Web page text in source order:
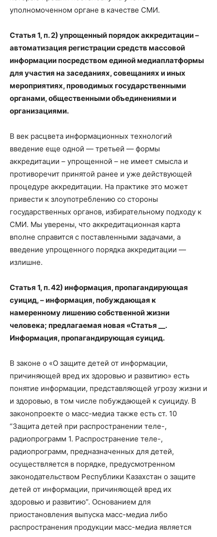
уполномоченном органе в качестве СМИ.
Статья 1, п. 2) упрощенный порядок аккредитации –
автоматизация регистрации средств массовой
информации посредством единой медиаплатформы
для участия на заседаниях, совещаниях и иных
мероприятиях, проводимых государственными
органами, общественными объединениями и
организациями.
В век расцвета информационных технологий
введение еще одной — третьей — формы
аккредитации – упрощенной – не имеет смысла и
противоречит принятой ранее и уже действующей
процедуре аккредитации. На практике это может
привести к злоупотреблению со стороны
государственных органов, избирательному подходу к
СМИ. Мы уверены, что аккредитационная карта
вполне справится с поставленными задачами, а
введение упрощенного порядка аккредитации —
излишне.
Статья 1, п. 42) информация, пропагандирующая
суицид, – информация, побуждающая к
намеренному лишению собственной жизни
человека; предлагаемая новая «Статья __.
Информация, пропагандирующая суицид.
В законе о «О защите детей от информации,
причиняющей вред их здоровью и развитию» есть
понятие информации, представляющей угрозу жизни и
и здоровью, в том числе побуждающей к суициду. В
законопроекте о масс-медиа также есть ст. 10
“Защита детей при распространении теле-,
радиопрограмм 1. Распространение теле-,
радиопрограмм, предназначенных для детей,
осуществляется в порядке, предусмотренном
законодательством Республики Казахстан о защите
детей от информации, причиняющей вред их
здоровью и развитию”. Основанием для
приостановления выпуска масс-медиа либо
распространения продукции масс-медиа является